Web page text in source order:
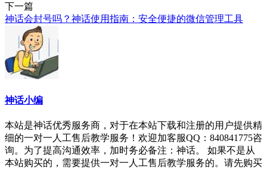
下一篇
神话会封号吗？神话使用指南：安全便捷的微信管理工具
神话小编
本站是神话优秀服务商，对于在本站下载和注册的用户提供精
细的一对一人工售后教学服务！欢迎加客服QQ：840841775咨
询。为了提高沟通效率，加时务必备注：神话。 如果不是从
本站购买的，需要提供一对一人工售后教学服务的。请先购买